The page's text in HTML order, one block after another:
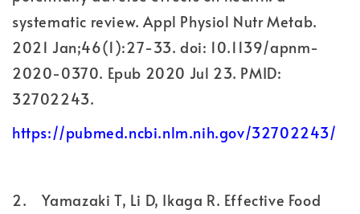
systematic review. Appl Physiol Nutr Metab.
2021 Jan;46(1):27-33. doi: 10.1139/apnm-
2020-0370. Epub 2020 Jul 23. PMID:
32702243.
https://pubmed.ncbi.nlm.nih.gov/32702243/
2.
Yamazaki T, Li D, Ikaga R. Effective Food